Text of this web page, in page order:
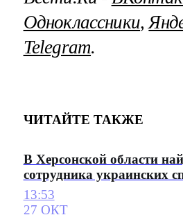
Одноклассники,
Telegram.
ЧИТАЙТЕ ТАКЖЕ
В Херсонской области
сотрудника украинских
13:53
27 ОКТ